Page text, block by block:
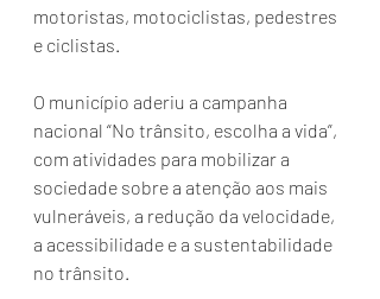
motoristas, motociclistas, pedestres
e ciclistas.
O município aderiu a campanha
nacional “No trânsito, escolha a vida”,
com atividades para mobilizar a
sociedade sobre a atenção aos mais
vulneráveis, a redução da velocidade,
a acessibilidade e a sustentabilidade
no trânsito.